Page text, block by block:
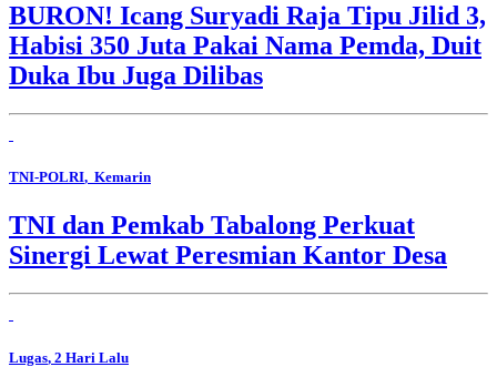
BURON! Icang Suryadi Raja Tipu Jilid 3,
Habisi 350 Juta Pakai Nama Pemda, Duit
Duka Ibu Juga Dilibas
TNI-POLRI, Kemarin
TNI dan Pemkab Tabalong Perkuat
Sinergi Lewat Peresmian Kantor Desa
Lugas, 2 Hari Lalu